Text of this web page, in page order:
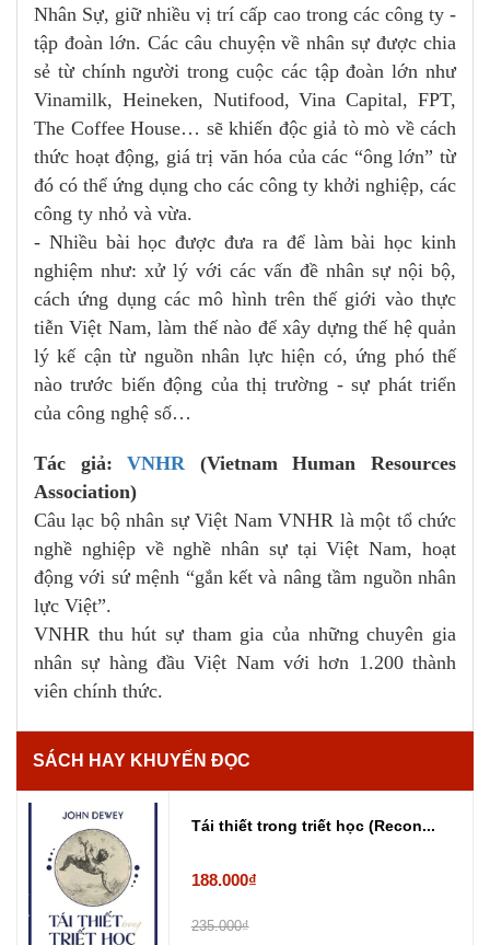
Nhân Sự, giữ nhiều vị trí cấp cao trong các công ty -
tập đoàn lớn. Các câu chuyện về nhân sự được chia
sẻ từ chính người trong cuộc các tập đoàn lớn như
Vinamilk, Heineken, Nutifood, Vina Capital, FPT,
The Coffee House… sẽ khiến độc giả tò mò về cách
thức hoạt động, giá trị văn hóa của các “ông lớn” từ
đó có thể ứng dụng cho các công ty khởi nghiệp, các
công ty nhỏ và vừa.
- Nhiều bài học được đưa ra để làm bài học kinh
nghiệm như: xử lý với các vấn đề nhân sự nội bộ,
cách ứng dụng các mô hình trên thế giới vào thực
tiễn Việt Nam, làm thế nào để xây dựng thế hệ quản
lý kế cận từ nguồn nhân lực hiện có, ứng phó thế
nào trước biến động của thị trường - sự phát triển
của công nghệ số…
Tác giả:VNHR (Vietnam Human Resources
Association)
Câu lạc bộ nhân sự Việt Nam VNHR là một tổ chức
nghề nghiệp về nghề nhân sự tại Việt Nam, hoạt
động với sứ mệnh “gắn kết và nâng tầm nguồn nhân
lực Việt”.
VNHR thu hút sự tham gia của những chuyên gia
nhân sự hàng đầu Việt Nam với hơn 1.200 thành
viên chính thức.
SÁCH HAY KHUYẾN ĐỌC
Tái thiết trong triết học (Recon...
188.000₫
235.000₫